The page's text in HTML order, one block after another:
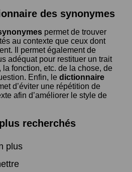
des synonymes
permet de trouver
au contexte que ceux dont
Il permet également de
adéquat pour restituer un trait
fonction, etc. de la chose, de
Enfin, le dictionnaire
d’éviter une répétition de
afin d’améliorer le style de
recherchés
plus